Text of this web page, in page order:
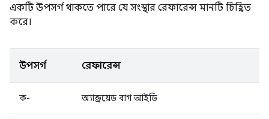
একটি উপসর্গ থাকতে পারে যে সংস্থার রেফারেন্স মানটি চিহ্নিত
করে।
উপসর্গ রেফারেন্স
ক- অ্যান্ড্রয়েড বাগ আইডি